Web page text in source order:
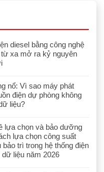
diesel bằng công nghệ
từ xa mở ra kỷ nguyên
nổ: Vì sao máy phát
điện dự phòng không
liệu?
lựa chọn và bảo dưỡng
lựa chọn công suất
trì trong hệ thống điện
liệu năm 2026